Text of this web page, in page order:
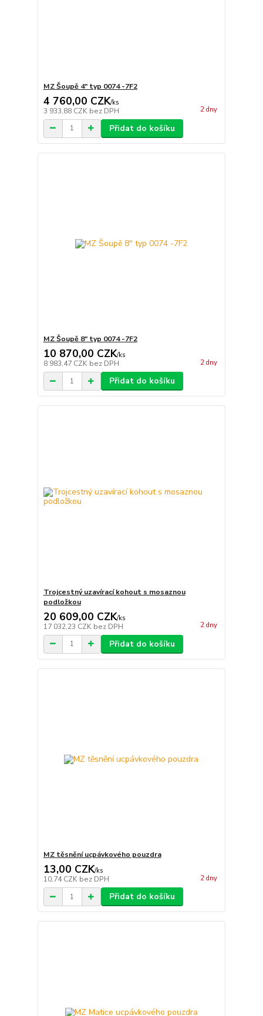
MZ Šoupě 4" typ 0074 -7F2
4 760,00 CZK/ks
3 933,88 CZK bez DPH 2 dny
Přidat do košíku
MZ Šoupě 8" typ 0074 -7F2
10 870,00 CZK/ks
8 983,47 CZK bez DPH 2 dny
Přidat do košíku
Trojcestný uzavírací kohout s mosaznou
podložkou
20 609,00 CZK/ks
17 032,23 CZK bez DPH 2 dny
Přidat do košíku
MZ těsnění ucpávkového pouzdra
13,00 CZK/ks
10,74 CZK bez DPH 2 dny
Přidat do košíku